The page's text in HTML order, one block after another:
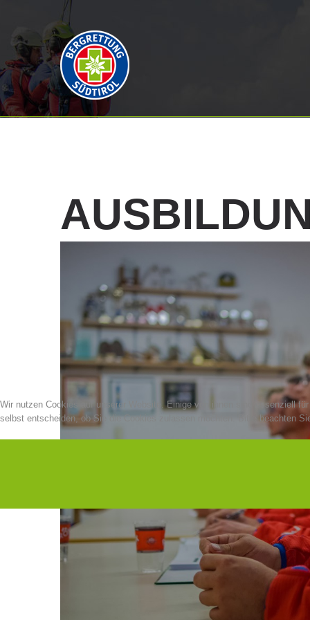
Wir nutzen Cookies auf unserer Website. Einige von ihnen sind essenziell
selbst entscheiden, ob Sie die Cookies zulassen möchten. Bitte beachten